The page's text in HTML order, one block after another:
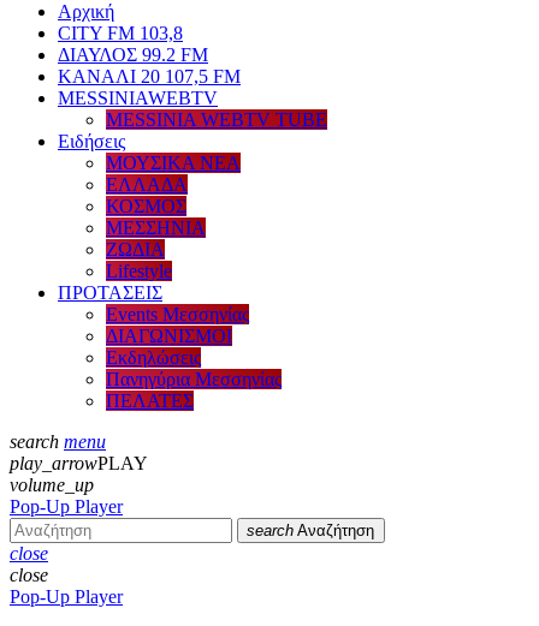
Αρχική
CITY FM 103,8
ΔΙΑΥΛΟΣ 99.2 FM
ΚΑΝΑΛΙ 20 107,5 FM
MESSINIAWEBTV
MESSINIA WEBTV TUBE
Eιδήσεις
ΜΟΥΣΙΚΑ ΝΕΑ
ΕΛΛΑΔΑ
ΚΟΣΜΟΣ
ΜΕΣΣΗΝΙΑ
ΖΩΔΙΑ
Lifestyle
ΠΡΟΤΑΣΕΙΣ
Events Μεσσηνίας
ΔΙΑΓΩΝΙΣΜΟΙ
Εκδηλώσεις
Πανηγύρια Μεσσηνίας
ΠΕΛΑΤΕΣ
search menu
play_arrowPLAY
volume_up
Pop-Up Player
search Αναζήτηση
close
close
Pop-Up Player